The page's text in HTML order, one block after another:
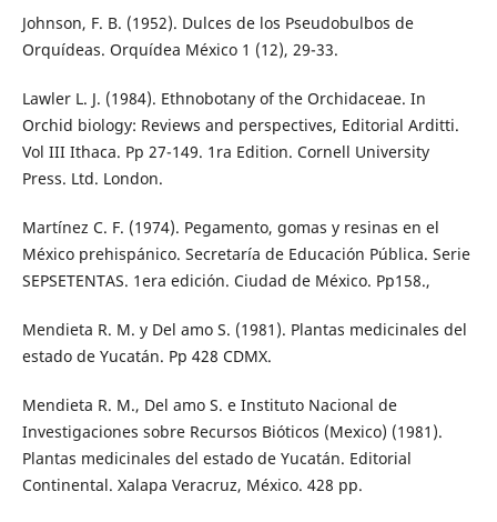
Johnson, F. B. (1952). Dulces de los Pseudobulbos de
Orquídeas. Orquídea México 1 (12), 29-33.
Lawler L. J. (1984). Ethnobotany of the Orchidaceae. In
Orchid biology: Reviews and perspectives, Editorial Arditti.
Vol III Ithaca. Pp 27-149. 1ra Edition. Cornell University
Press. Ltd. London.
Martínez C. F. (1974). Pegamento, gomas y resinas en el
México prehispánico. Secretaría de Educación Pública. Serie
SEPSETENTAS. 1era edición. Ciudad de México. Pp158.,
Mendieta R. M. y Del amo S. (1981). Plantas medicinales del
estado de Yucatán. Pp 428 CDMX.
Mendieta R. M., Del amo S. e Instituto Nacional de
Investigaciones sobre Recursos Bióticos (Mexico) (1981).
Plantas medicinales del estado de Yucatán. Editorial
Continental. Xalapa Veracruz, México. 428 pp.